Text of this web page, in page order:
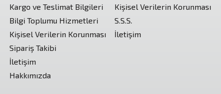
Kargo ve Teslimat Bilgileri
Bilgi Toplumu Hizmetleri
Kişisel Verilerin Korunması
Sipariş Takibi
İletişim
Hakkımızda
Kişisel Verilerin Korunması
S.S.S.
İletişim